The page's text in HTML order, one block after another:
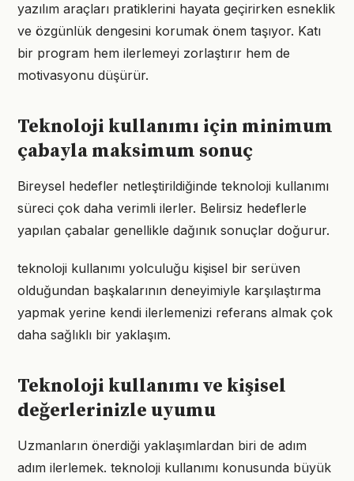
yazılım araçları pratiklerini hayata geçirirken esneklik
ve özgünlük dengesini korumak önem taşıyor. Katı
bir program hem ilerlemeyi zorlaştırır hem de
motivasyonu düşürür.
Teknoloji kullanımı için minimum
çabayla maksimum sonuç
Bireysel hedefler netleştirildiğinde teknoloji kullanımı
süreci çok daha verimli ilerler. Belirsiz hedeflerle
yapılan çabalar genellikle dağınık sonuçlar doğurur.
teknoloji kullanımı yolculuğu kişisel bir serüven
olduğundan başkalarının deneyimiyle karşılaştırma
yapmak yerine kendi ilerlemenizi referans almak çok
daha sağlıklı bir yaklaşım.
Teknoloji kullanımı ve kişisel
değerlerinizle uyumu
Uzmanların önerdiği yaklaşımlardan biri de adım
adım ilerlemek. teknoloji kullanımı konusunda büyük